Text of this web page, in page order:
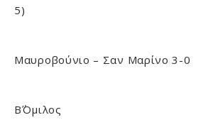
5)
Μαυροβούνιο – Σαν Μαρίνο 3-0
Β΄Όμιλος